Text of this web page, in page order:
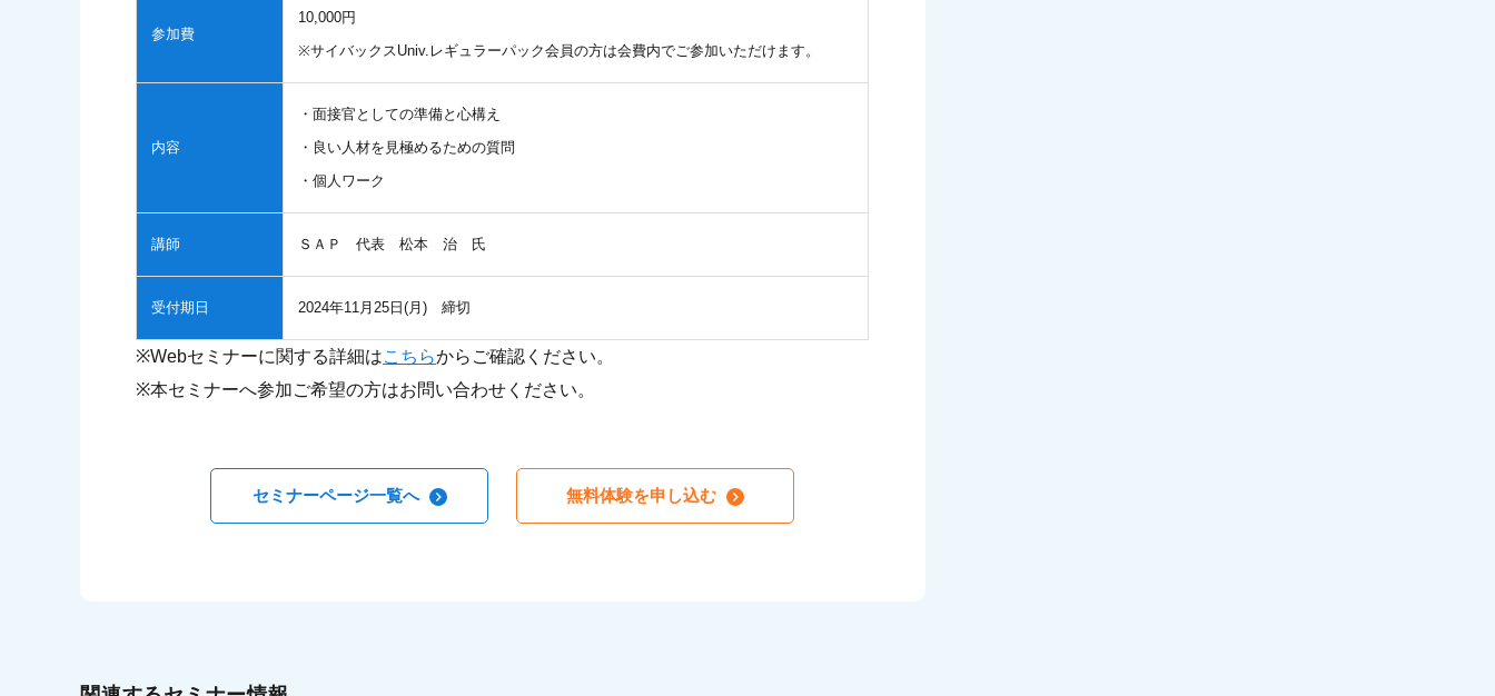
参加費
10,000円
※サイバックスUniv.レギュラーパック会員の方は会費内でご参加いただけます。
内容
・面接官としての準備と心構え
・良い人材を見極めるための質問
・個人ワーク
講師 ＳＡＰ 代表 松本 治 氏
受付期日 2024年11月25日(月) 締切
※Webセミナーに関する詳細はこちらからご確認ください。
※本セミナーへ参加ご希望の方はお問い合わせください。
セミナーページ一覧へ 無料体験を申し込む